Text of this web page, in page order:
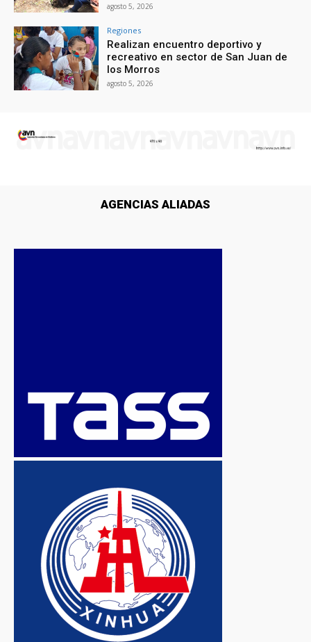
agosto 5, 2026
Regiones
Realizan encuentro deportivo y
recreativo en sector de San Juan de
los Morros
agosto 5, 2026
AGENCIAS ALIADAS